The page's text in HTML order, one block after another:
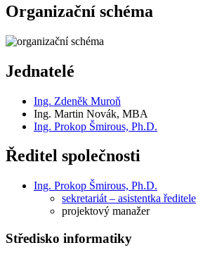
Organizační schéma
Jednatelé
Ing. Zdeněk Muroň
Ing. Martin Novák, MBA
Ing. Prokop Šmirous, Ph.D.
Ředitel společnosti
Ing. Prokop Šmirous, Ph.D.
sekretariát – asistentka ředitele
projektový manažer
Středisko informatiky